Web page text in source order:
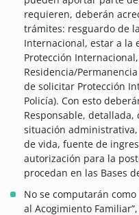
requieren, deberán
trámites: resguardo de
Internacional, estar a la
Protección
Residencia/
de solicitar Protección
Policía). Con esto
Responsable,
situación
de vida, fuente de
autorización para la
procedan en las Bases
No se computarán como
al Acogimiento